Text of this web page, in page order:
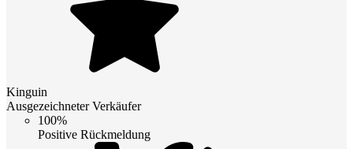
Kinguin
Ausgezeichneter Verkäufer
100%
Positive Rückmeldung